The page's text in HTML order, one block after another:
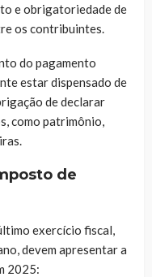
e obrigatoriedade de
os contribuintes.
do pagamento
estar dispensado de
de declarar
como patrimônio,
de
exercício fiscal,
devem apresentar a
2025: